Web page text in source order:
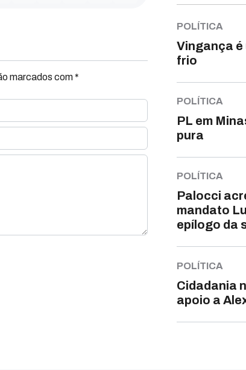
marcados com *
POLÍTICA
Vingança é
frio
POLÍTICA
PL em
pura
POLÍTICA
Palocci
mandato
epílogo da
POLÍTICA
Cidadania
apoio a